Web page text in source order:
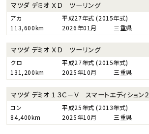
マツダ デミオ ＸＤ ツーリング
アカ 平成27年式(2015年式)
113,600km
2026年01月 三重県
マツダ デミオ ＸＤ ツーリング
クロ 平成27年式(2015年式)
131,200km
2025年10月 三重県
マツダ デミオ １３Ｃ－Ｖ スマートエディション２
コン 平成25年式(2013年式)
84,400km
2025年10月 三重県